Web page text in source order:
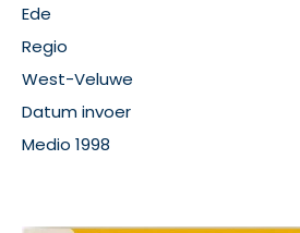
Ede
Regio
West-Veluwe
Datum invoer
Medio 1998